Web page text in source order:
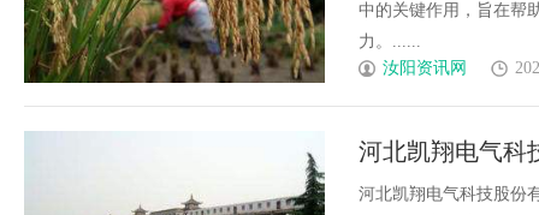
中的关键作用，旨在帮
力。......
汝阳资讯网
河北凯翔电气科
河北凯翔电气科技股份